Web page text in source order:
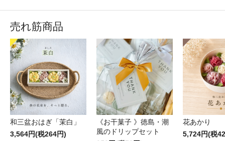
売れ筋商品
和三盆おはぎ「茉白」
3,564円(税264円)
《お干菓子 》徳島・潮
風のドリップセット
花あかり
5,724円(税